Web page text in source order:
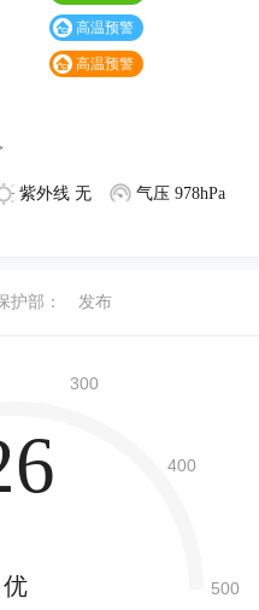
高温预警
高温预警
紫外线 无 气压 978hPa
护部： 发布
优